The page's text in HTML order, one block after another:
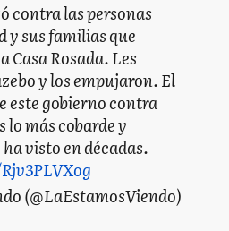
contra las personas
y sus familias que
Casa Rosada. Les
y los empujaron. El
este gobierno contra
lo más cobarde y
visto en décadas.
(@LaEstamosViendo)